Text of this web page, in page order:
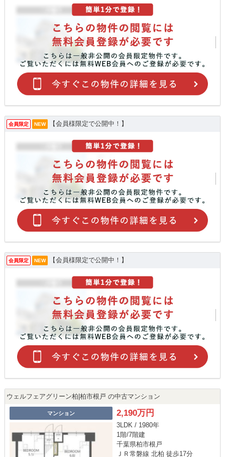
会員限定 NEW 【会員様限定で公開中！】
会員限定 NEW 【会員様限定で公開中！】
ウェルフェアグリーン柏|柏市根戸 の中古マンション
マンション 2,190万円
3LDK / 1980年
1階/7階建
千葉県柏市根戸
ＪＲ常磐線 北柏 徒歩17分